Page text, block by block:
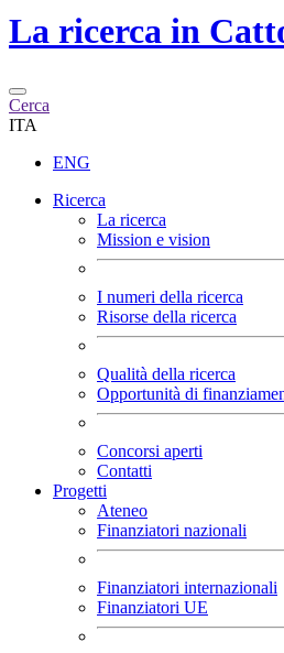
La ricerca in
Cerca
ITA
ENG
Ricerca
La ricerca
Mission e vision
I numeri della ricerca
Risorse della ricerca
Qualità della ricerca
Opportunità di
Concorsi aperti
Contatti
Progetti
Ateneo
Finanziatori nazionali
Finanziatori internazionali
Finanziatori UE